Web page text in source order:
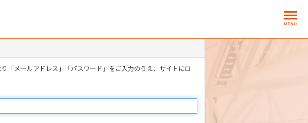
MENU
「メールアドレス」「パスワード」をご入力のうえ、サイトにロ